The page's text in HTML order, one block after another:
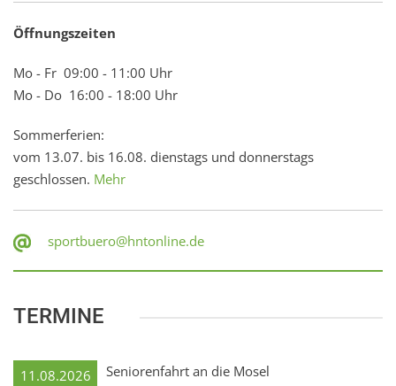
Öffnungszeiten
Mo - Fr 09:00 - 11:00 Uhr
Mo - Do 16:00 - 18:00 Uhr
Sommerferien:
vom 13.07. bis 16.08. dienstags und donnerstags
geschlossen. Mehr
sportbuero@hntonline.de
TERMINE
11.08.2026 Seniorenfahrt an die Mosel